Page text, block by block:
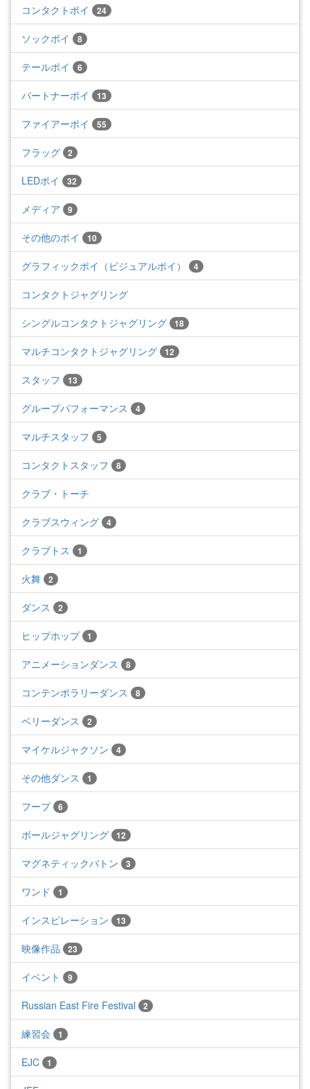
コンタクトポイ 24
ソックポイ 8
テールポイ 6
パートナーポイ 13
ファイアーポイ 55
フラッグ 2
LEDポイ 32
メディア 9
その他のポイ 10
グラフィックポイ（ビジュアルポイ） 4
コンタクトジャグリング
シングルコンタクトジャグリング 18
マルチコンタクトジャグリング 12
スタッフ 13
グループパフォーマンス 4
マルチスタッフ 5
コンタクトスタッフ 8
クラブ・トーチ
クラブスウィング 4
クラブトス 1
火舞 2
ダンス 2
ヒップホップ 1
アニメーションダンス 8
コンテンポラリーダンス 8
ベリーダンス 2
マイケルジャクソン 4
その他ダンス 1
フープ 6
ボールジャグリング 12
マグネティックバトン 3
ワンド 1
インスピレーション 13
映像作品 23
イベント 9
Russian East Fire Festival 2
練習会 1
EJC 1